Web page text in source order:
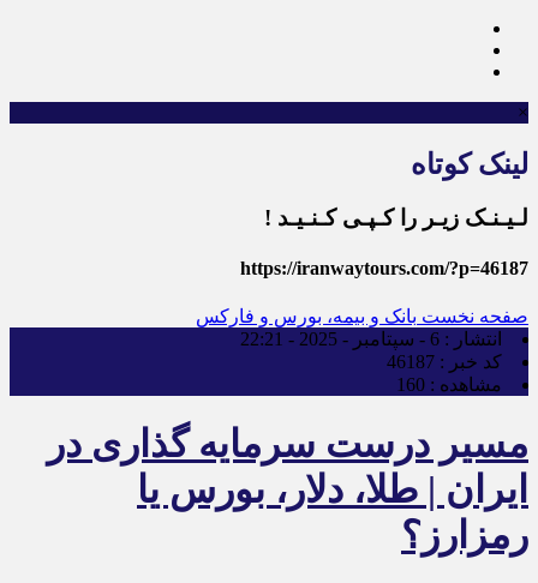
×
لینک کوتاه
لـیـنـک زیـر را کـپـی کـنـیـد !
https://iranwaytours.com/?p=46187
صفحه نخست بانک و بیمه، بورس و فارکس
انتشار : 6 - سپتامبر - 2025 - 22:21
کد خبر : 46187
مشاهده : 160
مسیر درست سرمایه‌ گذاری در
ایران | طلا، دلار، بورس یا
رمزارز؟